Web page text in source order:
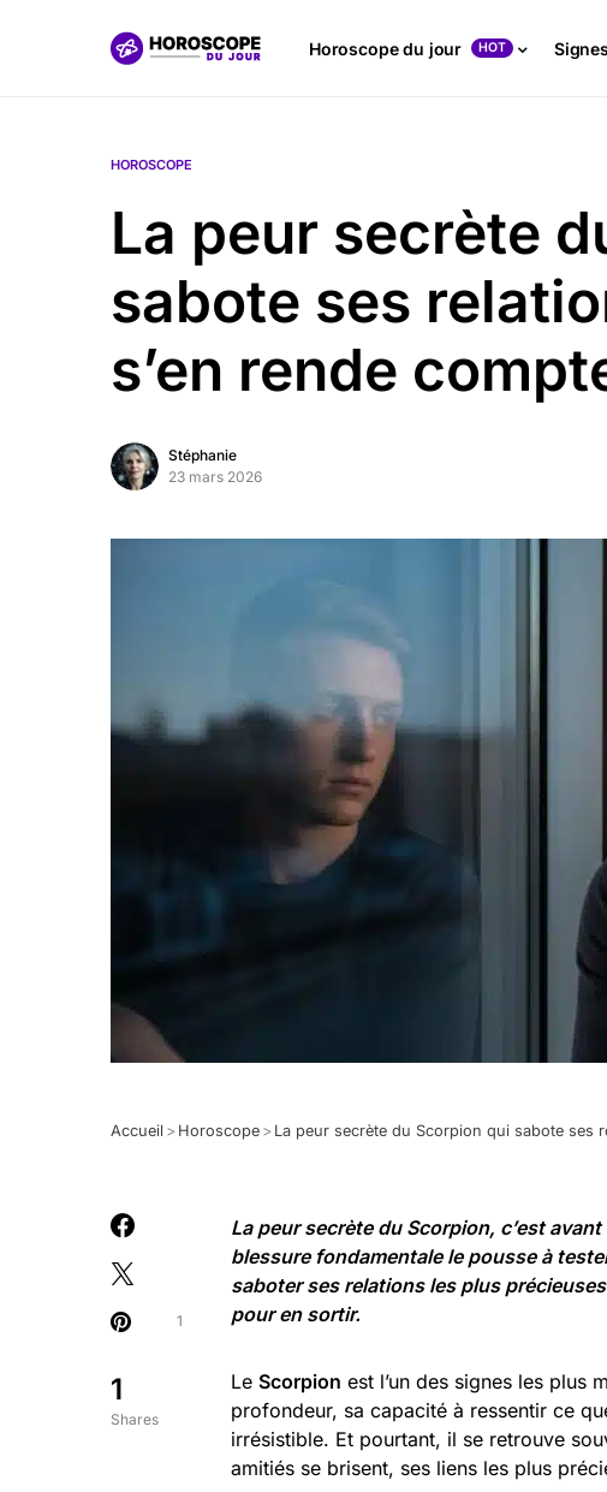
Horoscope du jour HOT
HOROSCOPE
La peur secrète
sabote ses
s’en rende
Stéphanie
23 mars 2026
Accueil > Horoscope > La peur secrète du Scorpion qui sabote ses
1
Shares
1
La peur secrète du Scorpion, c’est
blessure fondamentale le pousse à
saboter ses relations les plus
pour en sortir.
Le Scorpion est l’un des signes les plus
profondeur, sa capacité à ressentir ce
irrésistible. Et pourtant, il se retrouve
amitiés se brisent, ses liens les plus